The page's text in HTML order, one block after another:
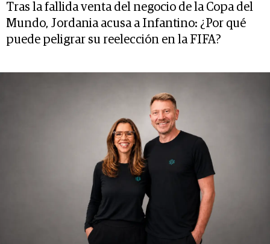
Tras la fallida venta del negocio de la Copa del
Mundo, Jordania acusa a Infantino: ¿Por qué
puede peligrar su reelección en la FIFA?